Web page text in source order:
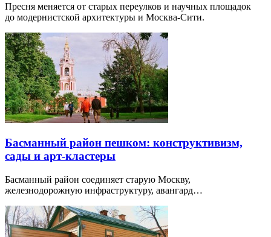
Пресня меняется от старых переулков и научных площадок
до модернистской архитектуры и Москва-Сити.
Басманный район пешком: конструктивизм,
сады и арт-кластеры
Басманный район соединяет старую Москву,
железнодорожную инфраструктуру, авангард…